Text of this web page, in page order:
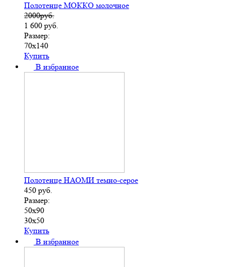
Полотенце МОККО молочное
2000руб.
1 600 руб.
Размер:
70х140
Купить
В избранное
Полотенце НАОМИ темно-серое
450 руб.
Размер:
50х90
30х50
Купить
В избранное